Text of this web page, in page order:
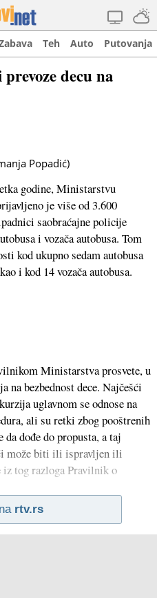
Teh Auto Putovanja
decu na
Popadić)
godine, Ministarstvu
je više od 3.600
saobraćajne policije
i vozača autobusa. Tom
kod ukupno sedam autobusa
i kod 14 vozača autobusa.
Ministarstva prosvete, u
na bezbednost dece. Najčešći
uglavnom se odnose na
ali su retki zbog pooštrenih
dođe do propusta, a taj
može biti ili ispravljen ili
iz tog razloga Pravilnik o
rtv.rs